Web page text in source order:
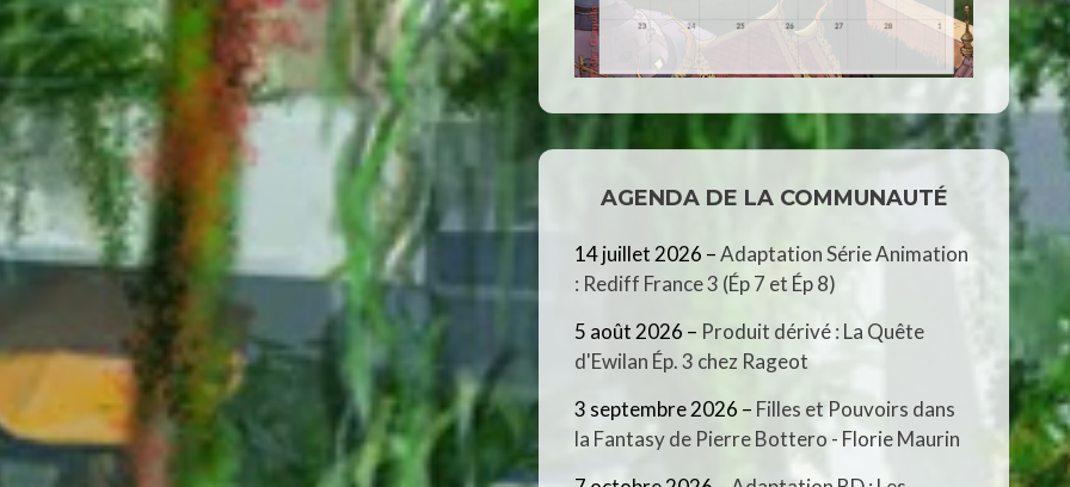
AGENDA DE LA COMMUNAUTÉ
14 juillet 2026 –Adaptation Série Animation
: Rediff France 3 (Ép 7 et Ép 8)
5 août 2026 – Produit dérivé : La Quête
d'Ewilan Ép. 3 chez Rageot
3 septembre 2026 – Filles et Pouvoirs dans
la Fantasy de Pierre Bottero - Florie Maurin